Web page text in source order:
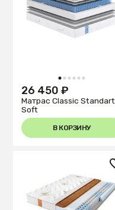
1 2 3 4 5 6
26 450 ₽
Матрас Classic Standart
Soft
В КОРЗИНУ